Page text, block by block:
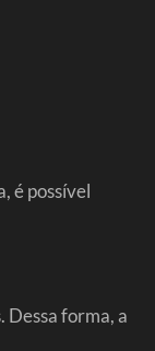
é possível
Dessa forma, a